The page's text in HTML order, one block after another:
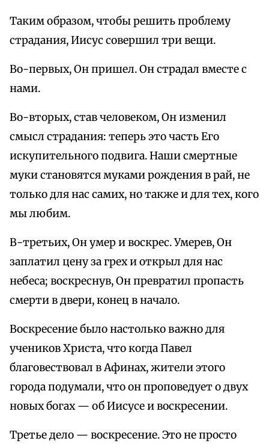
Таким образом, чтобы решить проблему
страдания, Иисус совершил три вещи.
Во-первых, Он пришел. Он страдал вместе с
нами.
Во-вторых, став человеком, Он изменил
смысл страдания: теперь это часть Его
искупительного подвига. Наши смертные
муки становятся муками рождения в рай, не
только для нас самих, но также и для тех, кого
мы любим.
В-третьих, Он умер и воскрес. Умерев, Он
заплатил цену за грех и открыл для нас
небеса; воскреснув, Он превратил пропасть
смерти в двери, конец в начало.
Воскресение было настолько важно для
учеников Христа, что когда Павел
благовествовал в Афинах, жители этого
города подумали, что он проповедует о двух
новых богах — об Иисусе и воскресении.
Третье дело — воскресение. Это не просто